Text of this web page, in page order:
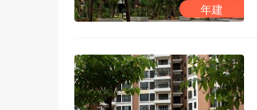
年建